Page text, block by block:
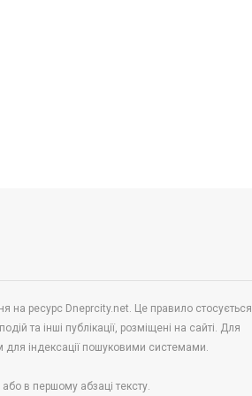
на ресурс Dneprcity.net. Це правило стосується
та інші публікації, розміщені на сайті. Для
для індексації пошуковими системами.
в першому абзаці тексту.